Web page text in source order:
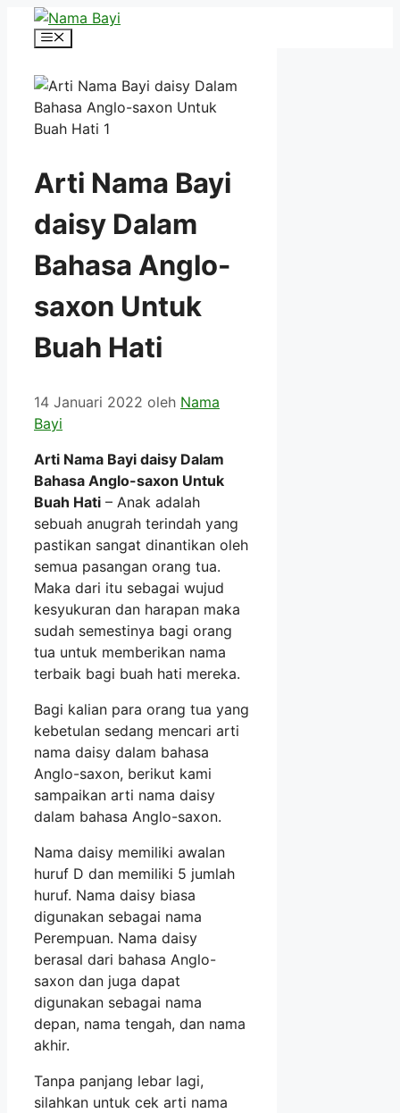
Langsung
Menu
Arti Nama Bayi
daisy Dalam
Bahasa Anglo-
saxon Untuk
Buah Hati
14 Januari 2022 oleh Nama
Bayi
Arti Nama Bayi daisy Dalam
Bahasa Anglo-saxon Untuk
Buah Hati – Anak adalah
sebuah anugrah terindah yang
pastikan sangat dinantikan oleh
semua pasangan orang tua.
Maka dari itu sebagai wujud
kesyukuran dan harapan maka
sudah semestinya bagi orang
tua untuk memberikan nama
terbaik bagi buah hati mereka.
Bagi kalian para orang tua yang
kebetulan sedang mencari arti
nama daisy dalam bahasa
Anglo-saxon, berikut kami
sampaikan arti nama daisy
dalam bahasa Anglo-saxon.
Nama daisy memiliki awalan
huruf D dan memiliki 5 jumlah
huruf. Nama daisy biasa
digunakan sebagai nama
Perempuan. Nama daisy
berasal dari bahasa Anglo-
saxon dan juga dapat
digunakan sebagai nama
depan, nama tengah, dan nama
akhir.
Tanpa panjang lebar lagi,
silahkan untuk cek arti nama